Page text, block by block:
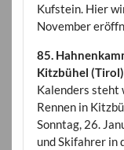
Kufstein. Hier
November
85.
Kitzbühel (Tirol)
Kalenders steht
Rennen in
Sonntag, 26.
und Skifahrer in